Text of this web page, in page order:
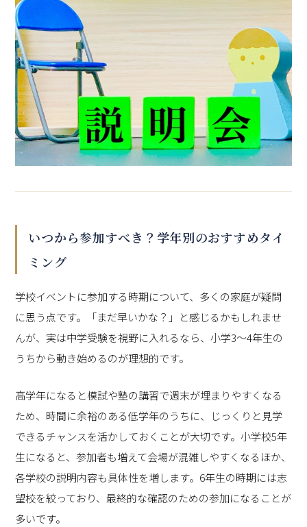
いつから参加すべき？学年別のおすすめタイ
ミング
学校イベントに参加する時期について、多くの家庭が疑問
に思う点です。「まだ早いかな？」と感じるかもしれませ
んが、実は中学受験を視野に入れるなら、小学3～4年生の
うちから動き始めるのが理想的です。
高学年になると模試や塾の講習で週末が埋まりやすくなる
ため、時間に余裕のある低学年のうちに、じっくりと見学
できるチャンスを活かしておくことが大切です。小学校5年
生になると、参加者も増えて会場が混雑しやすくなるほか、
各学校の説明内容も具体性を増します。6年生の時期には志
望校を絞っており、最終的な確認のための参加になることが
多いです。